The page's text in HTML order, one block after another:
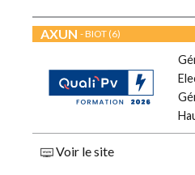
AXUN - BIOT (6)
Voir le site